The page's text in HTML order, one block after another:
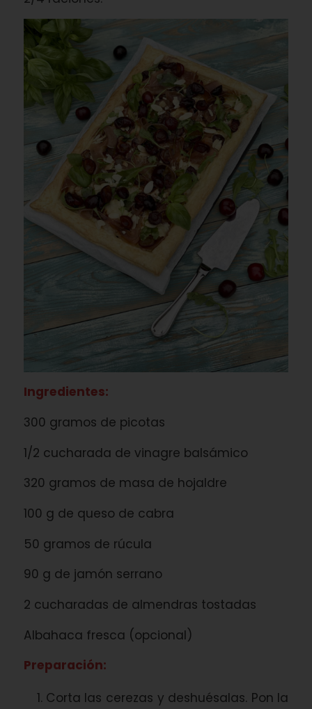
Ingredientes:
300 gramos de picotas
1/2 cucharada de vinagre balsámico
320 gramos de masa de hojaldre
100 g de queso de cabra
50 gramos de rúcula
90 g de jamón serrano
2 cucharadas de almendras tostadas
Albahaca fresca (opcional)
Preparación:
Corta las cerezas y deshuésalas. Pon la